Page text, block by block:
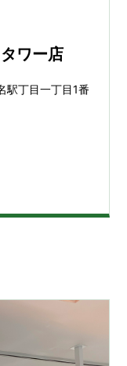
ワー店
駅丁目一丁目1番